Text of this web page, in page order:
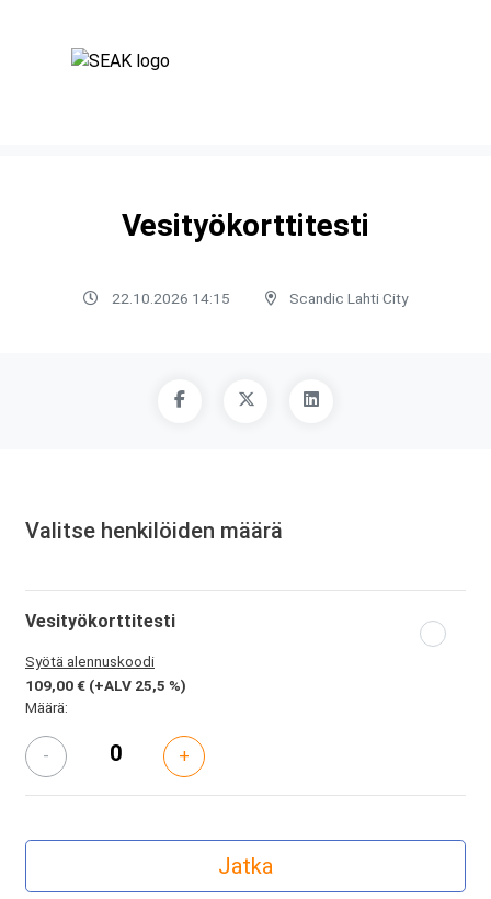
Vesityökorttitesti
22.10.2026 14:15 Scandic Lahti City
Valitse henkilöiden määrä
Vesityökorttitesti
Syötä alennuskoodi
109,00 € (+ALV 25,5 %)
Määrä:
- +